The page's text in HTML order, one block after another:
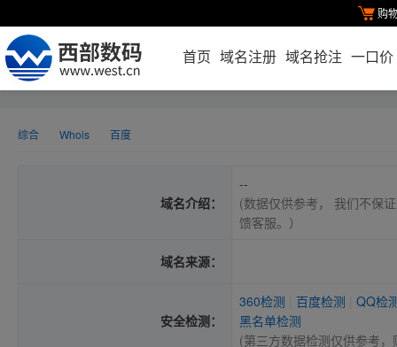
购
首页 域名注册 域名抢注 一口价
综合 Whois 百度
域名介绍：
--
(数据仅供参考， 我们不保
馈客服。）
域名来源：
安全检测：
360检测 百度检测
QQ检
黑名单检测
(第三方数据检测仅供参考